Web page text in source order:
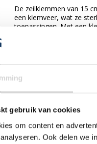
gebruik van cookies
om content en
Ook delen we
De zeilklemmen van 15
een klemveer, wat ze
toepassingen. Met een